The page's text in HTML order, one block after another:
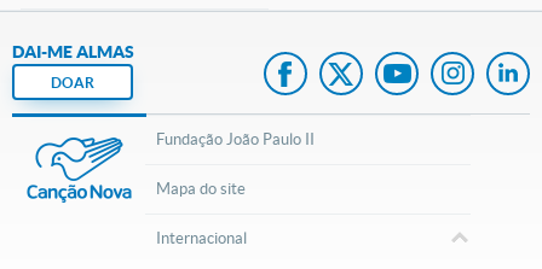
DAI-ME ALMAS
DOAR
Fundação João Paulo II
Mapa do site
Internacional